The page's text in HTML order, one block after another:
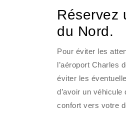
Réservez
du Nord.
Pour éviter les
l’aéroport Charles
éviter les
d’avoir un
confort vers votre